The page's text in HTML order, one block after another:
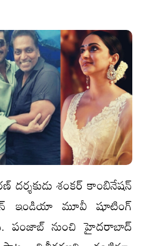
శంకర్ కాంబినేషన్
ఇండియా మూవీ షూటింగ్
పంజాబ్ నుంచి హైదరాబాద్